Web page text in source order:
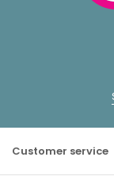
Customer service